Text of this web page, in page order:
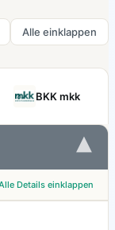
Alle einklappen
BKK mkk
▾
Details einklappen